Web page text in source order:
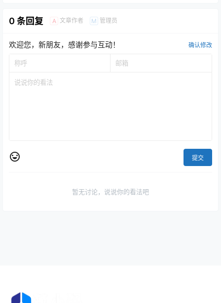
0 条回复 A 文章作者 M 管理员
欢迎您，新朋友，感谢参与互动！ 确认修改
提交
暂无讨论，说说你的看法吧